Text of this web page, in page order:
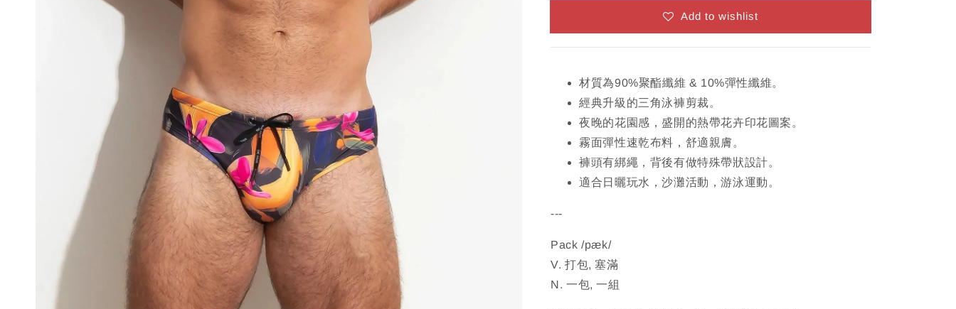
Add to wishlist
材質為90%聚酯纖維 & 10%彈性纖維。
經典升級的三角泳褲剪裁。
夜晚的花園感，盛開的熱帶花卉印花圖案。
霧面彈性速乾布料，舒適親膚。
褲頭有綁繩，背後有做特殊帶狀設計。
適合日曬玩水，沙灘活動，游泳運動。
---
Pack /pæk/
V. 打包, 塞滿
N. 一包, 一組